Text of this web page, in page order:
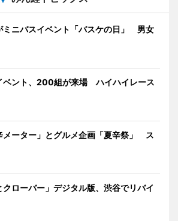
ミニバスイベント「バスケの日」 男女
ベント、200組が来場 ハイハイレース
メーター」とグルメ企画「夏辛祭」 ス
ローバー」デジタル版、渋谷でリバイ